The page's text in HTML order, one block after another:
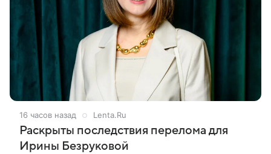
16 часов назад Lenta.Ru
Раскрыты последствия перелома для
Ирины Безруковой